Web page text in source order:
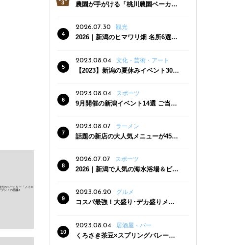
農園が手がける「桃川農園ベーカリ
った焼きたてパンのほか、ジェラー
トやスムージーも
2026.07.30 観光
2026｜新潟のヒマワリ畑 名所6選
2023.08.04
文化・芸術・アート
【2023】新潟の夏休みイベント30
2023.08.04
スポーツ
9月開催の新潟イベント14選 ご当地
2023.08.07 ラーメン
話題の新店の大人気メニューが450
クーポン登場
2026.07.07 スポーツ
2026｜新潟で人気の海水浴場＆ビー
2023.06.20
グルメ
コスパ最強！大盛り･デカ盛りメニ
2023.08.04
居酒屋・バー
くろさき茶豆×スプリングバレー豊